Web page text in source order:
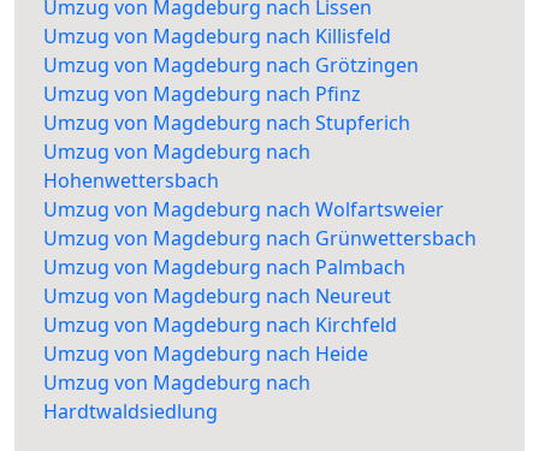
Umzug von Magdeburg nach Lissen
Umzug von Magdeburg nach Killisfeld
Umzug von Magdeburg nach Grötzingen
Umzug von Magdeburg nach Pfinz
Umzug von Magdeburg nach Stupferich
Umzug von Magdeburg nach
Hohenwettersbach
Umzug von Magdeburg nach Wolfartsweier
Umzug von Magdeburg nach Grünwettersbach
Umzug von Magdeburg nach Palmbach
Umzug von Magdeburg nach Neureut
Umzug von Magdeburg nach Kirchfeld
Umzug von Magdeburg nach Heide
Umzug von Magdeburg nach
Hardtwaldsiedlung